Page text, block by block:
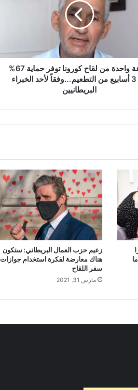
جرعة واحدة من لقاح كورونا توفر حماية 67%
بعد 3 أسابيع من التطعيم...وفقاً لأحد الخبراء
البريطانيين
زعيم حزب العمال البريطاني: ستكون
هناك معارضة لفكرة استخدام جوازات
سفر اللقاح
مارس 31, 2021